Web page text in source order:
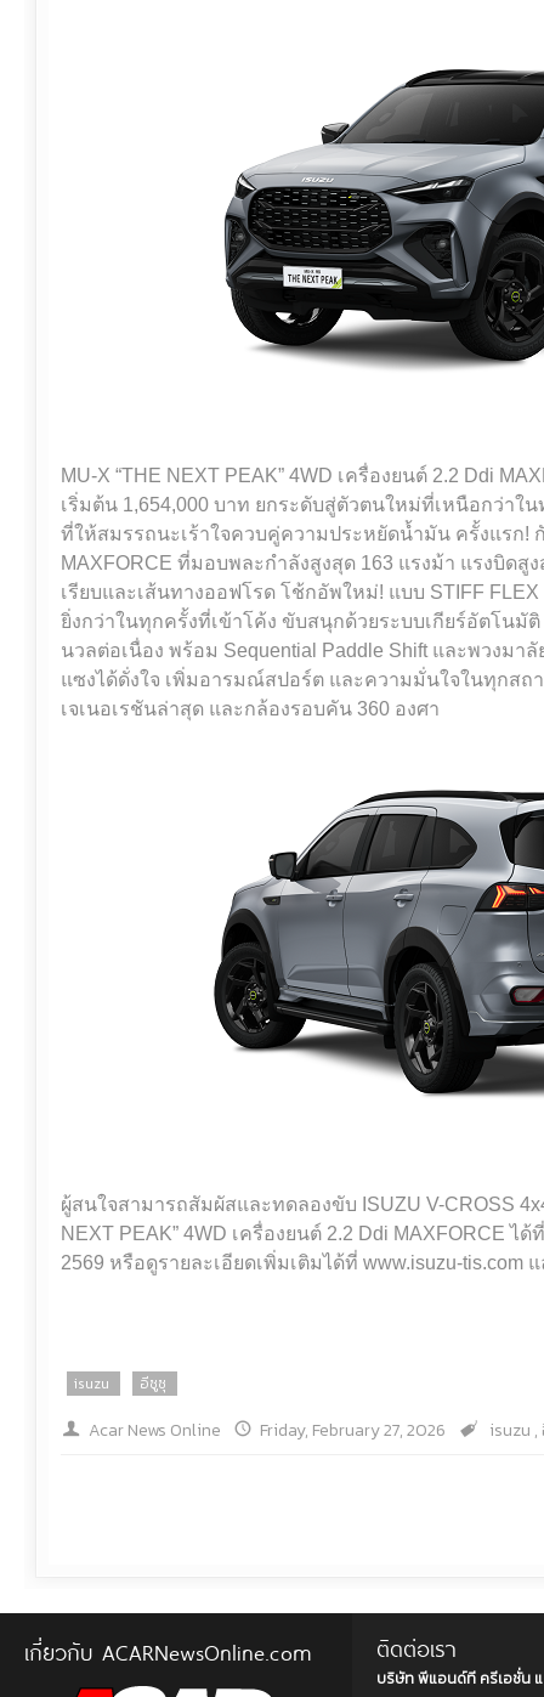
MU-X “THE NEXT PEAK” 4WD เครื่องยนต์ 2.2 Ddi
เริ่มต้น 1,654,000 บาท ยกระดับสู่ตัวตนใหม่ที่เหนือกว่าใ
ที่ให้สมรรถนะเร้าใจควบคู่ความประหยัดน้ำมัน ครั้งแรก!
MAXFORCE ที่มอบพละกำลังสูงสุด 163 แรงม้า แรงบิดสู
เรียบและเส้นทางออฟโรด โช้กอัพใหม่! แบบ STIFF
ยิ่งกว่าในทุกครั้งที่เข้าโค้ง ขับสนุกด้วยระบบเกียร์อัตโนมั
นวลต่อเนื่อง พร้อม Sequential Paddle Shift และพวงมา
แซงได้ดั่งใจ เพิ่มอารมณ์สปอร์ต และความมั่นใจในทุกส
เจเนอเรชันล่าสุด และกล้องรอบคัน 360 องศา
ผู้สนใจสามารถสัมผัสและทดลองขับ ISUZU V-CROSS
NEXT PEAK” 4WD เครื่องยนต์ 2.2 Ddi MAXFORCE
2569 หรือดูรายละเอียดเพิ่มเติมได้ที่ www.isuzu-tis.com
isuzu อีซูซุ
Acar News Online Friday, February 27, 2026 isuzu ,
เกี่ยวกับ ACARNewsOnline.com ติดต่อเรา
บริษัท พีแอนด์ที ครีเอชั่น